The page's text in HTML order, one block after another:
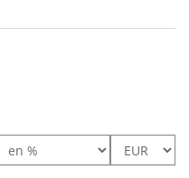
17 de abril de 2007